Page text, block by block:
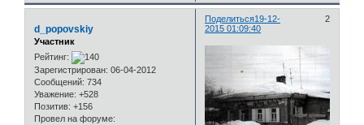
Поделиться 2
19-12-
2015 01:09:40
d_popovskiy
Участник
Рейтинг:
Зарегистрирован: 06-04-2012
Сообщений: 734
Уважение: +528
Позитив: +156
Провел на форуме: